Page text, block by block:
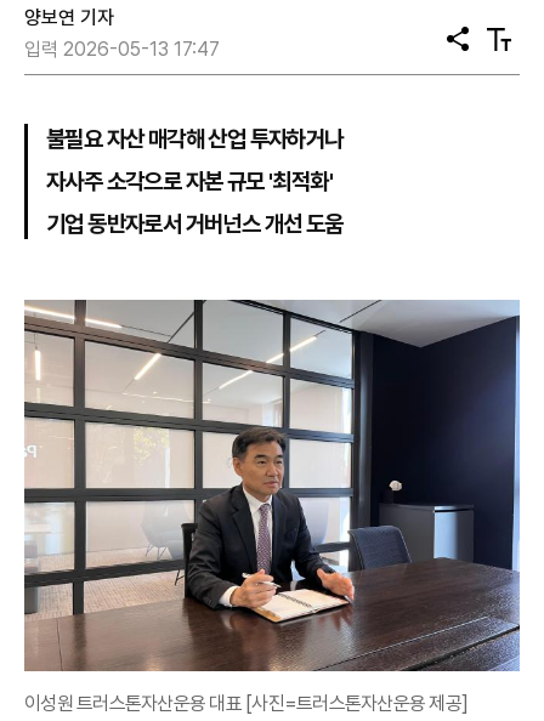
양보연 기자
입력 2026-05-13 17:47
공
유
텍
스
불필요 자산 매각해 산업 투자하거나
자사주 소각으로 자본 규모 '최적화'
기업 동반자로서 거버넌스 개선 도움
이성원 트러스톤자산운용 대표 [사진=트러스톤자산운용 제공]